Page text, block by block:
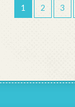
1 2 3